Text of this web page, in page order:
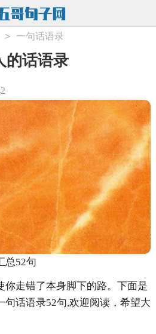
> 一句话语录
的话语录
总52句
你走错了本身脚下的路。下面是
句话语录52句,欢迎阅读，希望大